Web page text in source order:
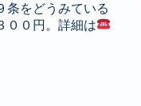
条をどうみている
００円。詳細は